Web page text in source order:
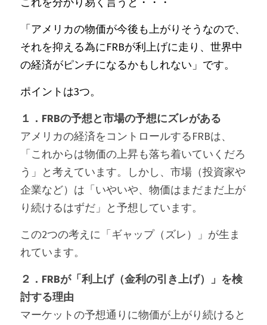
検索
「アメリカの物価が今後も上がりそうなので、
それを抑える為にFRBが利上げに走り、世界中
の経済がピンチになるかもしれない」です。
ポイントは3つ。
１．FRBの予想と市場の予想にズレがある
アメリカの経済をコントロールするFRBは、
「これからは物価の上昇も落ち着いていくだろ
う」と考えています。しかし、市場（投資家や
企業など）は「いやいや、物価はまだまだ上が
り続けるはずだ」と予想しています。
この2つの考えに「ギャップ（ズレ）」が生ま
れています。
２．FRBが「利上げ（金利の引き上げ）」を検
討する理由
マーケットの予想通りに物価が上がり続けると